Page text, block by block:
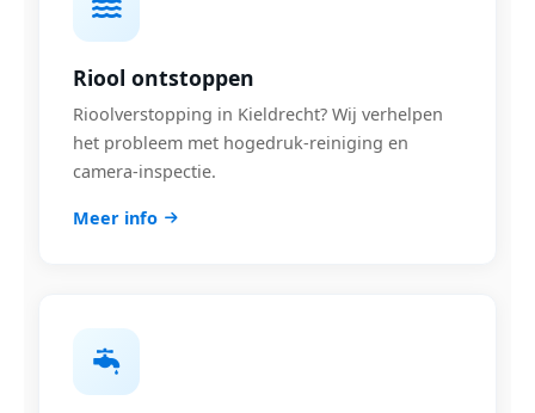
Riool ontstoppen
Rioolverstopping in Kieldrecht? Wij verhelpen
het probleem met hogedruk-reiniging en
camera-inspectie.
Meer info